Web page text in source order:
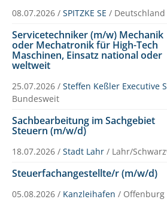
08.07.2026 / SPITZKE SE / Deutschland
Servicetechniker (m/w) Mechanik
oder Mechatronik für High-Tech
Maschinen, Einsatz national oder
weltweit
25.07.2026 / Steffen Keßler Executive
Bundesweit
Sachbearbeitung im Sachgebiet
Steuern (m/w/d)
18.07.2026 / Stadt Lahr / Lahr/
Steuerfachangestellte/r (m/w/d)
05.08.2026 / Kanzleihafen / Offenburg